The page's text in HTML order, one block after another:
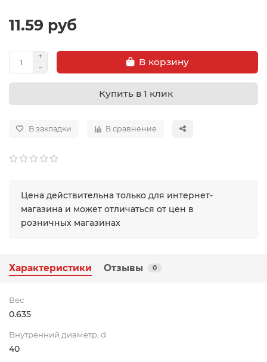
11.59 руб
В корзину
Купить в 1 клик
В закладки В сравнение
Цена действительна только для интернет-
магазина и может отличаться от цен в
розничных магазинах
Характеристики Отзывы 0
Вес
0.635
Внутренний диаметр, d
40